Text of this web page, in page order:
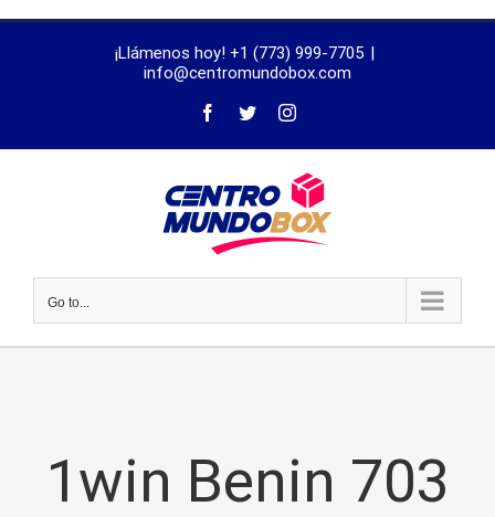
¡Llámenos hoy! +1 (773) 999-7705 |
info@centromundobox.com
Go to...
1win Benin 703